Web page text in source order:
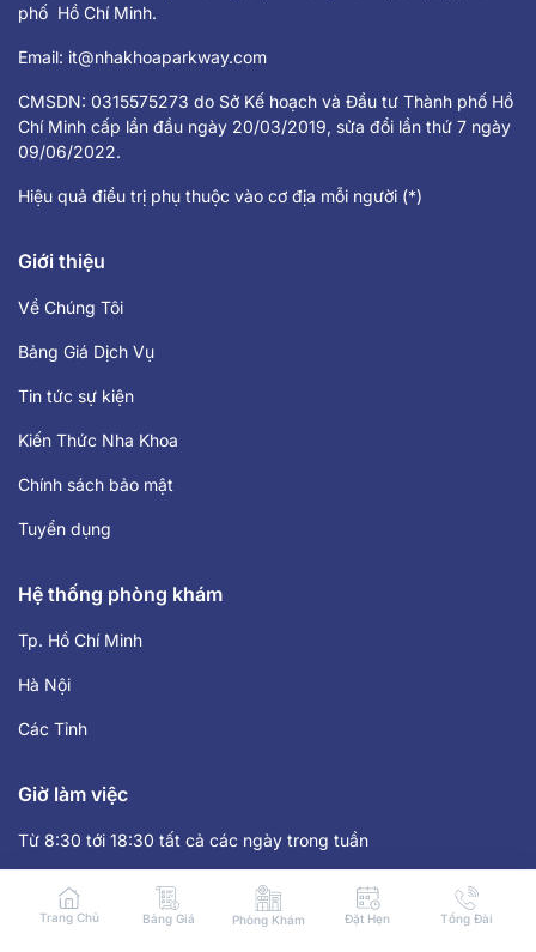
phố Hồ Chí Minh.
Email: it@nhakhoaparkway.com
CMSDN: 0315575273 do Sở Kế hoạch và Đầu tư Thành phố Hồ
Chí Minh cấp lần đầu ngày 20/03/2019, sửa đổi lần thứ 7 ngày
09/06/2022.
Hiệu quả điều trị phụ thuộc vào cơ địa mỗi người (*)
Giới thiệu
Về Chúng Tôi
Bảng Giá Dịch Vụ
Tin tức sự kiện
Kiến Thức Nha Khoa
Chính sách bảo mật
Tuyển dụng
Hệ thống phòng khám
Tp. Hồ Chí Minh
Hà Nội
Các Tỉnh
Giờ làm việc
Từ 8:30 tới 18:30 tất cả các ngày trong tuần
Liên hệ
Trang Chủ Bảng Giá Phòng Khám Đặt Hẹn Tổng Đài